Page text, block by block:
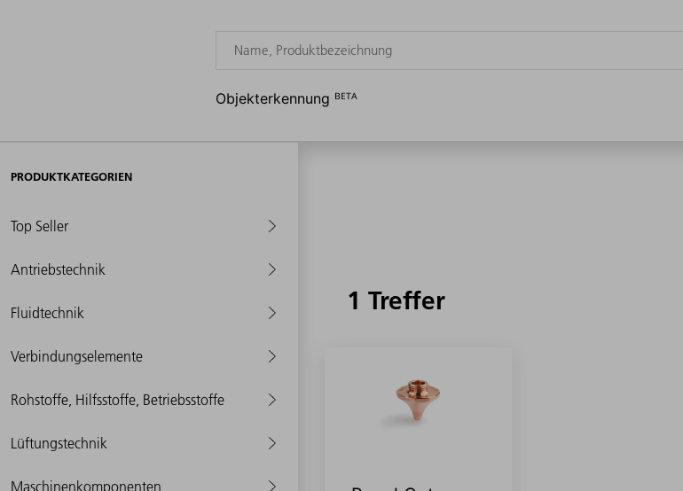
Objekterkennung ᴮᴱᵀᴬ
PRODUKTKATEGORIEN
Top Seller
Antriebstechnik
Fluidtechnik
Verbindungselemente
Rohstoffe, Hilfsstoffe, Betriebsstoffe
Lüftungstechnik
Maschinenkomponenten
1 Treffer